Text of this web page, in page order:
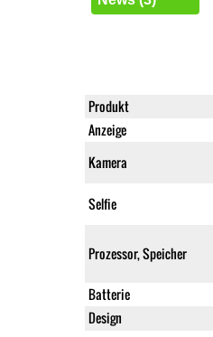
Produkt
Anzeige
Kamera
Selfie
Prozessor, Speicher
Batterie
Design